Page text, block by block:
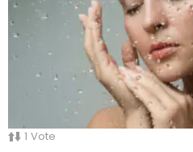
1 Vote